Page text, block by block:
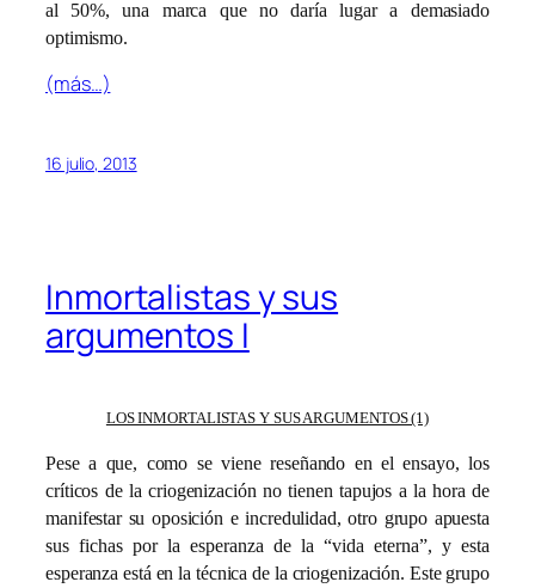
al 50%, una marca que no daría lugar a demasiado
optimismo.
(más…)
16 julio, 2013
Inmortalistas y sus
argumentos I
LOS INMORTALISTAS Y SUS ARGUMENTOS (1)
Pese a que, como se viene reseñando en el ensayo, los
críticos de la criogenización no tienen tapujos a la hora de
manifestar su oposición e incredulidad, otro grupo apuesta
sus fichas por la esperanza de la “vida eterna”, y esta
esperanza está en la técnica de la criogenización. Este grupo